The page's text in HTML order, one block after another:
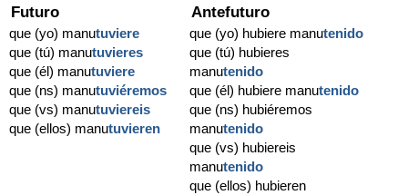
Futuro
que (yo) manutuviere
que (tú) manutuvieres
que (él) manutuviere
que (ns) manutuviéremos
que (vs) manutuviereis
que (ellos) manutuvieren
Antefuturo
que (yo) hubiere manutenido
que (tú) hubieres
manutenido
que (él) hubiere manutenido
que (ns) hubiéremos
manutenido
que (vs) hubiereis
manutenido
que (ellos) hubieren